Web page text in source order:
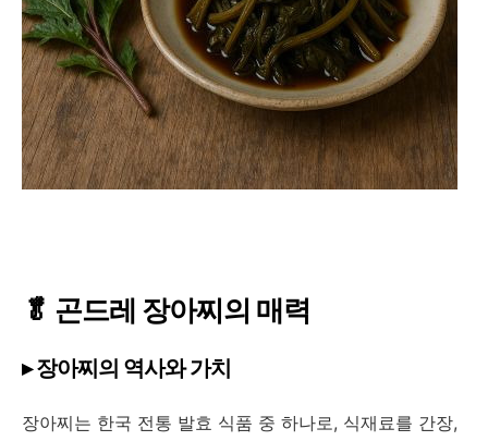
🥬 곤드레 장아찌의 매력
▸ 장아찌의 역사와 가치
장아찌는 한국 전통 발효 식품 중 하나로, 식재료를 간장,